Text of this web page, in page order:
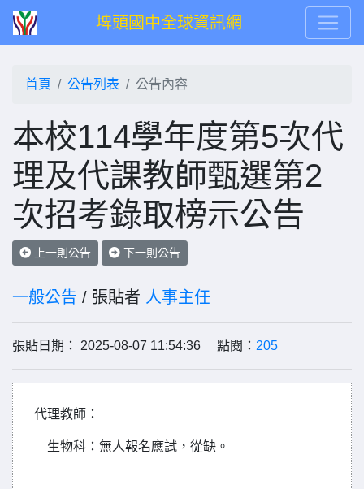
埤頭國中全球資訊網
首頁 公告列表 公告內容
本校114學年度第5次代
理及代課教師甄選第2
次招考錄取榜示公告
上一則公告 下一則公告
一般公告 / 張貼者 人事主任
張貼日期： 2025-08-07 11:54:36 點閱： 205
代理教師 ：
生物科 ：無人報名應試，從缺。